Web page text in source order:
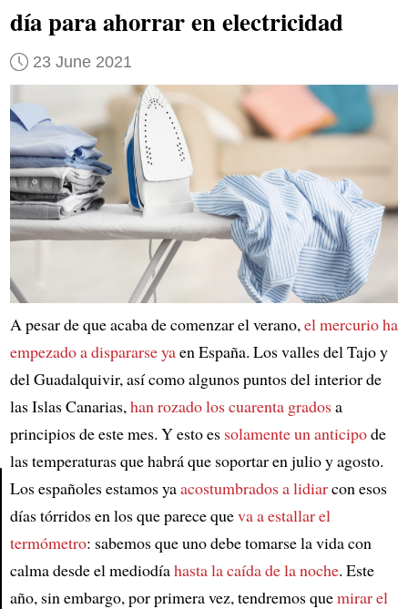
Article
día para ahorrar en electricidad
23 June 2021
A pesar de que acaba de comenzar el verano,el mercurio ha
empezado a dispararse yaen España. Los valles del Tajo y
del Guadalquivir, así como algunos puntos del interior de
las Islas Canarias,han rozado los cuarenta gradosa
principios de este mes. Y esto es solamente un anticipode
las temperaturas que habrá que soportar en julio y agosto.
Los españoles estamos yaacostumbrados a lidiarcon esos
días tórridos en los que parece queva a estallar el
termómetro: sabemos que uno debe tomarse la vida con
calma desde el mediodíahasta la caída de la noche. Este
año, sin embargo, por primera vez, tendremos quemirar el